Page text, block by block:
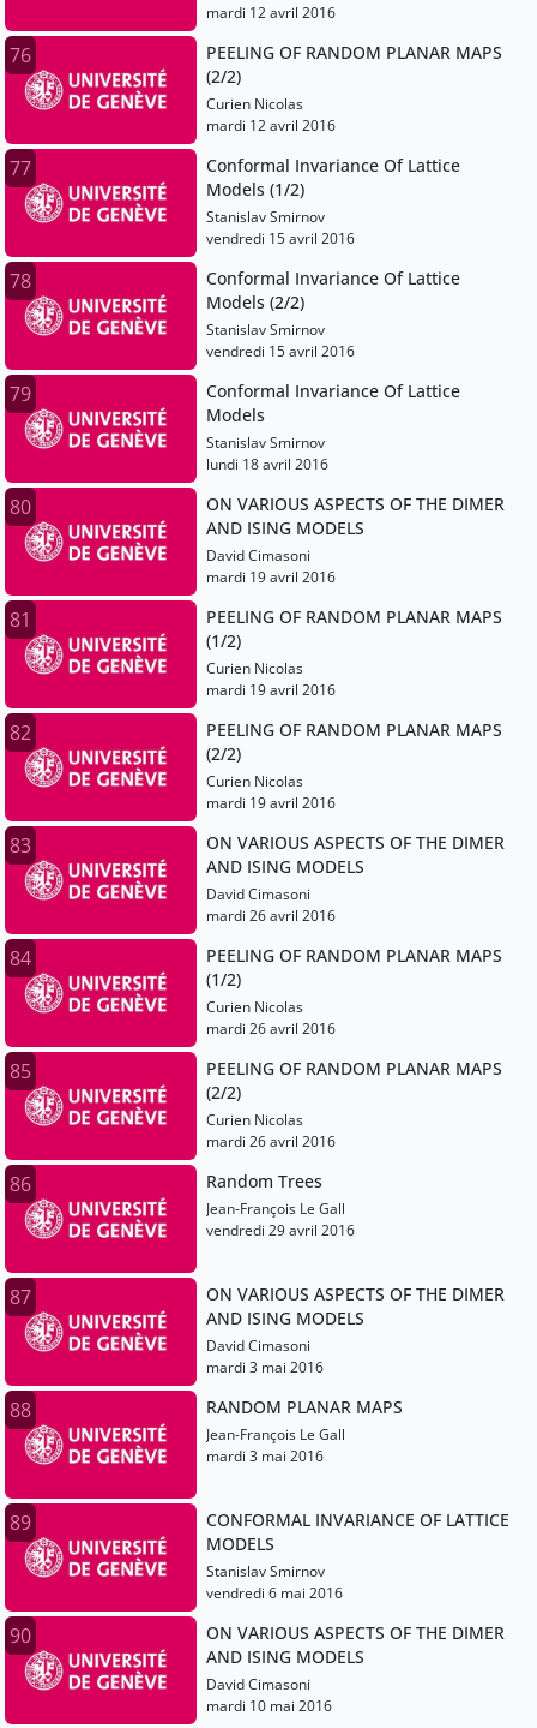
mardi 12 avril 2016
76
PEELING OF RANDOM PLANAR MAPS
(2/2)
Curien Nicolas
mardi 12 avril 2016
77
Conformal Invariance Of Lattice
Models (1/2)
Stanislav Smirnov
vendredi 15 avril 2016
78
Conformal Invariance Of Lattice
Models (2/2)
Stanislav Smirnov
vendredi 15 avril 2016
79
Conformal Invariance Of Lattice
Models
Stanislav Smirnov
lundi 18 avril 2016
80
ON VARIOUS ASPECTS OF THE DIMER
AND ISING MODELS
David Cimasoni
mardi 19 avril 2016
81
PEELING OF RANDOM PLANAR MAPS
(1/2)
Curien Nicolas
mardi 19 avril 2016
82
PEELING OF RANDOM PLANAR MAPS
(2/2)
Curien Nicolas
mardi 19 avril 2016
83
ON VARIOUS ASPECTS OF THE DIMER
AND ISING MODELS
David Cimasoni
mardi 26 avril 2016
84
PEELING OF RANDOM PLANAR MAPS
(1/2)
Curien Nicolas
mardi 26 avril 2016
85
PEELING OF RANDOM PLANAR MAPS
(2/2)
Curien Nicolas
mardi 26 avril 2016
86 Random Trees
Jean-François Le Gall
vendredi 29 avril 2016
87
ON VARIOUS ASPECTS OF THE DIMER
AND ISING MODELS
David Cimasoni
mardi 3 mai 2016
88 RANDOM PLANAR MAPS
Jean-François Le Gall
mardi 3 mai 2016
89
CONFORMAL INVARIANCE OF LATTICE
MODELS
Stanislav Smirnov
vendredi 6 mai 2016
90
ON VARIOUS ASPECTS OF THE DIMER
AND ISING MODELS
David Cimasoni
mardi 10 mai 2016